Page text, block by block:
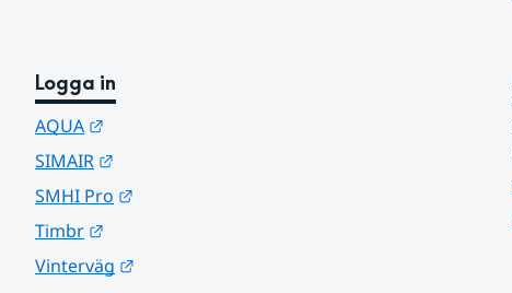
Logga in
AQUA
SIMAIR
SMHI Pro
Timbr
Vinterväg